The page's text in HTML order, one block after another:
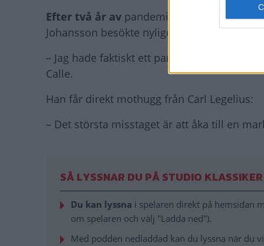
Efter två år av pandemi har arrangeras
Johansson besökte nyligen Viksta marknad.
– Jag hade faktiskt ett par saker jag letade
Calle.
Han får direkt mothugg från Carl Legelius:
– Det största misstaget är att åka till en
SÅ LYSSNAR DU PÅ STUDIO KLASSIKER
Du kan lyssna i spelaren direkt på hemsidan
om spelaren och välj "Ladda ned").
Med podden nedladdad kan du lyssna när du